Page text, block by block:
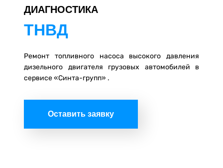
ДИАГНОСТИКА
ТНВД
Ремонт топливного насоса высокого давления
дизельного двигателя грузовых автомобилей в
сервисе «Синта-групп» .
Оставить заявку